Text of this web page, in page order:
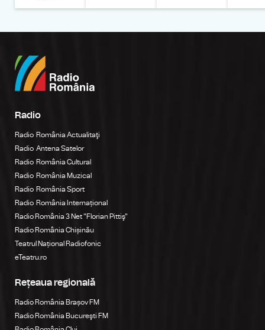
Radio
Radio România Actualitaţi
Radio Antena Satelor
Radio România Cultural
Radio România Muzical
Radio România Sport
Radio România Internațional
Radio România 3 Net "Florian Pittiş"
Radio România Chișinău
Teatrul Național Radiofonic
eTeatru.ro
Rețeaua regională
Radio România Brașov FM
Radio România Bucureşti FM